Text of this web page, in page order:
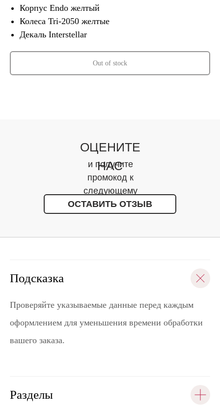
Корпус Endo желтый
Колеса Tri-2050 желтые
Декаль Interstellar
Out of stock
ОЦЕНИТЕ
НАС
и получите
промокод к
следующему
заказу
ОСТАВИТЬ ОТЗЫВ
Подсказка
Проверяйте указываемые данные перед каждым
оформлением для уменьшения времени обработки
вашего заказа.
Разделы